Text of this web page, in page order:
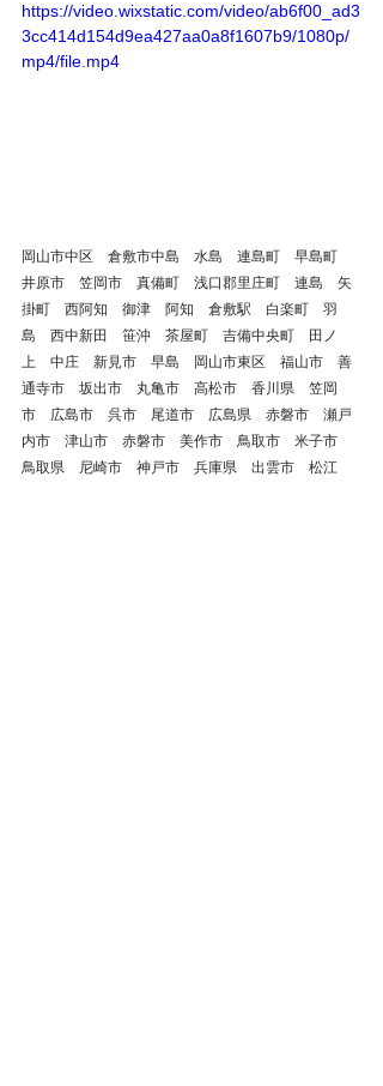
https://video.wixstatic.com/video/ab6f00_ad3
3cc414d154d9ea427aa0a8f1607b9/1080p/
mp4/file.mp4
岡山市中区　倉敷市中島　水島　連島町　早島町
井原市　笠岡市　真備町　浅口郡里庄町　連島　矢
掛町　西阿知　御津　阿知　倉敷駅　白楽町　羽
島　西中新田　笹沖　茶屋町　吉備中央町　田ノ
上　中庄　新見市　早島　岡山市東区　福山市　善
通寺市　坂出市　丸亀市　高松市　香川県　笠岡
市　広島市　呉市　尾道市　広島県　赤磐市　瀬戸
内市　津山市　赤磐市　美作市　鳥取市　米子市
鳥取県　尼崎市　神戸市　兵庫県　出雲市　松江